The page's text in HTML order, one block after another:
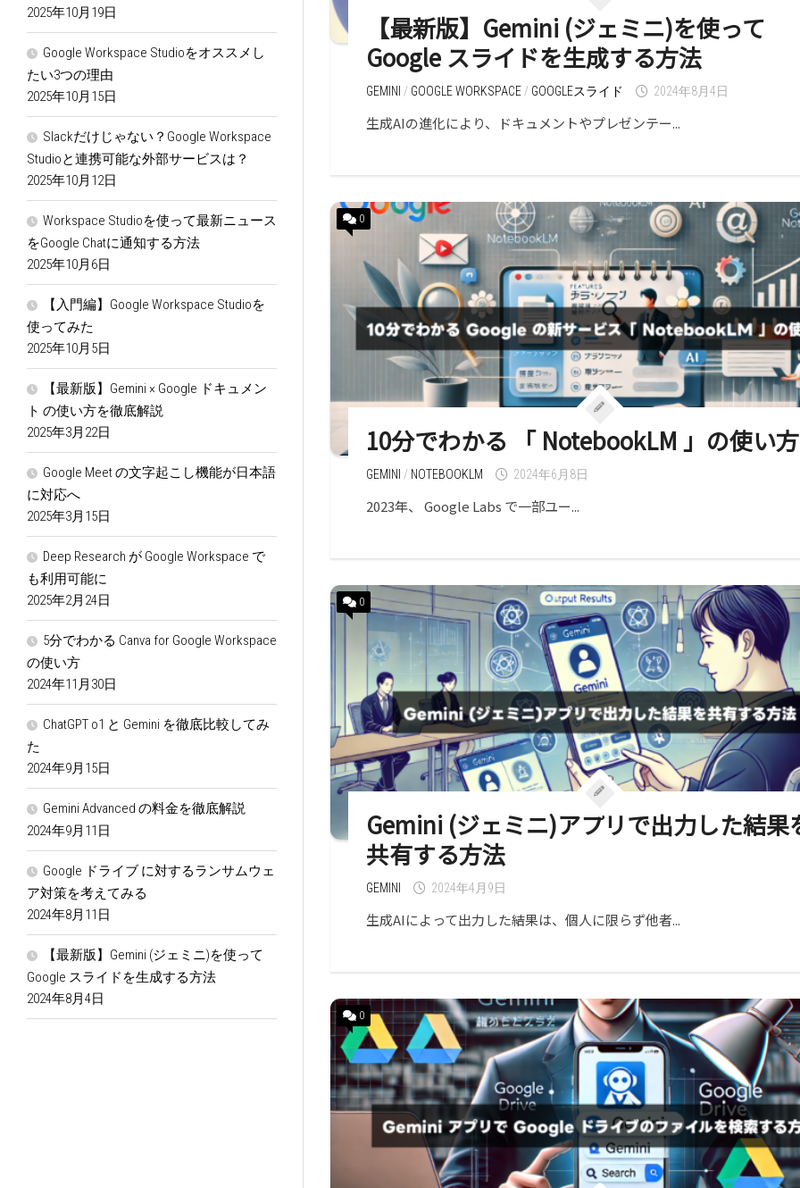
【最新版】Gemini (ジェミニ)を使って
Google スライドを生成する方法
GEMINI / GOOGLE WORKSPACE / GOOGLEスライド 2024年8月4日
生成AIの進化により、ドキュメントやプレゼンテー...
0
10分でわかる 「 NotebookLM 」の使い方
GEMINI / NOTEBOOKLM 2024年6月8日
2023年、 Google Labs で一部ユー...
0
Gemini (ジェミニ)アプリで出力した結果
共有する方法
GEMINI 2024年4月9日
生成AIによって出力した結果は、個人に限らず他者...
0
2025年10月19日
Google Workspace Studioをオススメし
たい3つの理由
2025年10月15日
Slackだけじゃない？Google Workspace
Studioと連携可能な外部サービスは？
2025年10月12日
Workspace Studioを使って最新ニュース
をGoogle Chatに通知する方法
2025年10月6日
【入門編】Google Workspace Studioを
使ってみた
2025年10月5日
【最新版】Gemini × Google ドキュメン
ト の使い方を徹底解説
2025年3月22日
Google Meet の文字起こし機能が日本語
に対応へ
2025年3月15日
Deep Research が Google Workspace で
も利用可能に
2025年2月24日
5分でわかる Canva for Google Workspace
の使い方
2024年11月30日
ChatGPT o1 と Gemini を徹底比較してみ
た
2024年9月15日
Gemini Advanced の料金を徹底解説
2024年9月11日
Google ドライブ に対するランサムウェ
ア対策を考えてみる
2024年8月11日
【最新版】Gemini (ジェミニ)を使って
Google スライドを生成する方法
2024年8月4日